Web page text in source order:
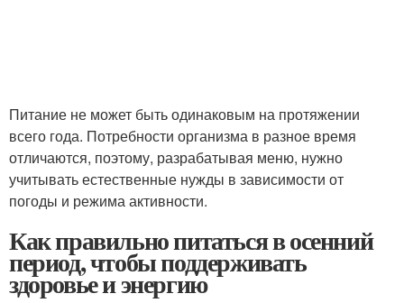
Питание не может быть одинаковым на протяжении
всего года. Потребности организма в разное время
отличаются, поэтому, разрабатывая меню, нужно
учитывать естественные нужды в зависимости от
погоды и режима активности.
Как правильно питаться в осенний
период, чтобы поддерживать
здоровье и энергию